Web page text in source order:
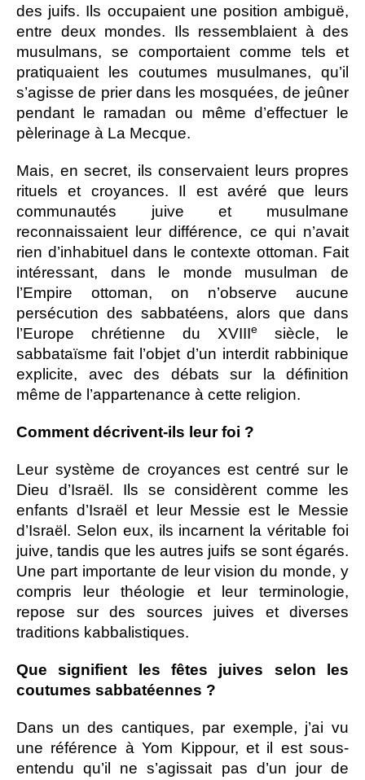
des juifs. Ils occupaient une position ambiguë,
entre deux mondes. Ils ressemblaient à des
musulmans, se comportaient comme tels et
pratiquaient les coutumes musulmanes, qu’il
s’agisse de prier dans les mosquées, de jeûner
pendant le ramadan ou même d’effectuer le
pèlerinage à La Mecque.
Mais, en secret, ils conservaient leurs propres
rituels et croyances. Il est avéré que leurs
communautés juive et musulmane
reconnaissaient leur différence, ce qui n’avait
rien d’inhabituel dans le contexte ottoman. Fait
intéressant, dans le monde musulman de
l’Empire ottoman, on n’observe aucune
persécution des sabbatéens, alors que dans
l’Europe chrétienne du XVIIIe
siècle, le
sabbataïsme fait l’objet d’un interdit rabbinique
explicite, avec des débats sur la définition
même de l’appartenance à cette religion.
Comment décrivent-ils leur foi ?
Leur système de croyances est centré sur le
Dieu d’Israël. Ils se considèrent comme les
enfants d’Israël et leur Messie est le Messie
d’Israël. Selon eux, ils incarnent la véritable foi
juive, tandis que les autres juifs se sont égarés.
Une part importante de leur vision du monde, y
compris leur théologie et leur terminologie,
repose sur des sources juives et diverses
traditions kabbalistiques.
Que signifient les fêtes juives selon les
coutumes sabbatéennes ?
Dans un des cantiques, par exemple, j’ai vu
une référence à Yom Kippour, et il est sous-
entendu qu’il ne s’agissait pas d’un jour de